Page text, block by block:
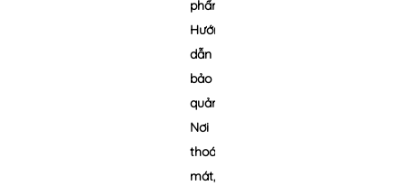
phẩm
Hướng
dẫn
bảo
quản:
Nơi
thoáng
mát,